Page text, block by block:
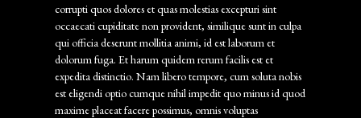
corrupti quos dolores et quas molestias excepturi sint
occaecati cupiditate non provident, similique sunt in culpa
qui officia deserunt mollitia animi, id est laborum et
dolorum fuga. Et harum quidem rerum facilis est et
expedita distinctio. Nam libero tempore, cum soluta nobis
est eligendi optio cumque nihil impedit quo minus id quod
maxime placeat facere possimus, omnis voluptas